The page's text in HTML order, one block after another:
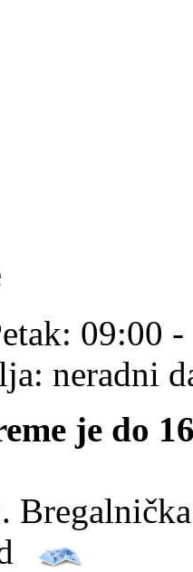
09:00
neradni
je do